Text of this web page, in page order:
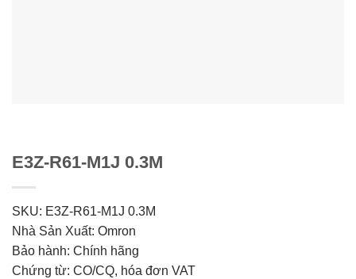
E3Z-R61-M1J 0.3M
SKU: E3Z-R61-M1J 0.3M
Nhà Sản Xuất: Omron
Bảo hành: Chính hãng
Chứng từ: CO/CQ, hóa đơn VAT